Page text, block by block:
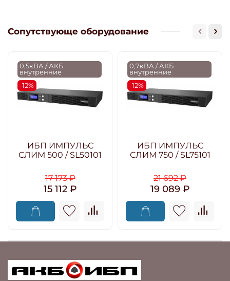
Сопутствующе оборудование
0,5кВА / АКБ
внутренние
-12%
ИБП ИМПУЛЬС
СЛИМ 500 / SL50101
17 173 ₽
15 112 ₽
0,7кВА / АКБ
внутренние
-12%
ИБП ИМПУЛЬС
СЛИМ 750 / SL75101
21 692 ₽
19 089 ₽